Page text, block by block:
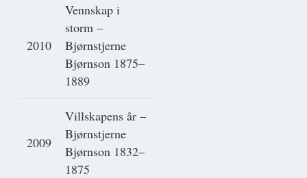
2010
Vennskap i
storm –
Bjørnstjerne
Bjørnson 1875–
1889
2009
Villskapens år –
Bjørnstjerne
Bjørnson 1832–
1875